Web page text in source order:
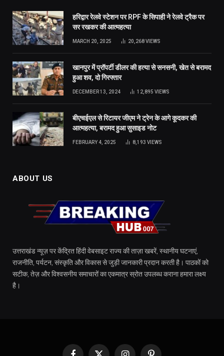
हरिद्वार रेलवे स्टेशन पर RPF के सिपाही ने रेलवे ट्रैक पर
सर रखकर की आत्महत्या
MARCH 20, 2025 20,268VIEWS
खानपुर में प्रॉपर्टी डीलर की हत्या से सनसनी, खेत से बरामद
हुआ शव, दो गिरफ्तार
DECEMBER 13, 2024 12,895 VIEWS
बीएचईएल से रिटायर जीएम ने ट्रेन के आगे कूदकर की
आत्महत्या, बरामद हुआ सुसाइड नोट
FEBRUARY 4, 2025 8,193 VIEWS
ABOUT US
उत्तराखंड न्यूज़ पर केंद्रित हिंदी वेबसाइट राज्य की ताज़ा खबरें, स्थानीय घटनाएं,
राजनीति, पर्यटन, संस्कृति और विकास से जुड़ी जानकारी प्रदान करती है। पाठकों को
सटीक, तेज़ और विश्वसनीय समाचारों का एकमात्र स्रोत उपलब्ध कराना हमारा लक्ष्य
है।